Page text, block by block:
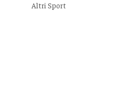
Altri Sport